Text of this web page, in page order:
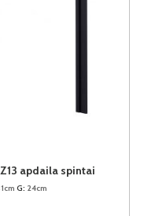
apdaila spintai
G: 24cm